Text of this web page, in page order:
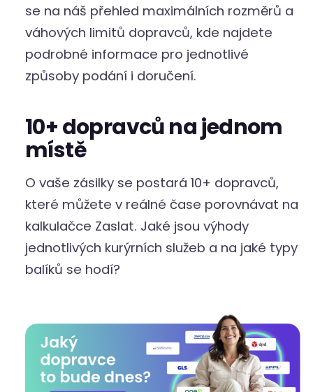
se na náš přehled maximálních rozměrů a
váhových limitů dopravců, kde najdete
podrobné informace pro jednotlivé
způsoby podání i doručení.
10+ dopravců na jednom
místě
O vaše zásilky se postará 10+ dopravců,
které můžete v reálné čase porovnávat na
kalkulačce Zaslat. Jaké jsou výhody
jednotlivých kurýrních služeb a na jaké typy
balíků se hodí?